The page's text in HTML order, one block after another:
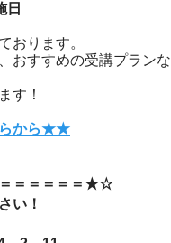
日
おります。
おすすめの受講プランな
す！
らから★★
＝＝＝＝＝★☆
い！